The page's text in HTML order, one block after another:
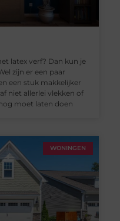
latex verf? Dan kun je
zijn er een paar
een stuk makkelijker
niet allerlei vlekken of
moet laten doen
WONINGEN